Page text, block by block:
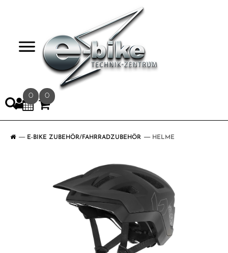
0 0
E-BIKE ZUBEHÖR/FAHRRADZUBEHÖR HELME